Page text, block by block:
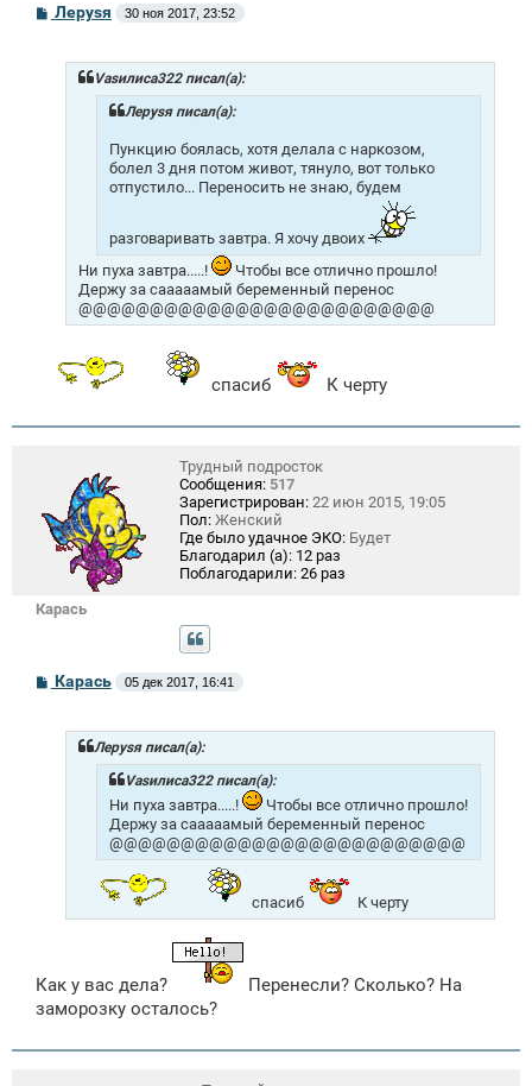
С
Лeрysя 30 ноя 2017, 23:52
Vasилиса322 писал(а):
Лeрysя писал(а):
Пункцию боялась, хотя делала с наркозом,
болел 3 дня потом живот, тянуло, вот только
отпустило... Переносить не знаю, будем
разговаривать завтра. Я хочу двоих
Ни пуха завтра.....!
Чтобы все отлично прошло!
Держу за сааааамый беременный перенос
@@@@@@@@@@@@@@@@@@@@@@@@@
спасиб К черту
Карась
Трудный подросток
Сообщения: 517
Зарегистрирован: 22 июн 2015, 19:05
Пол: Женский
Где было удачное ЭКО: Будет
Благодарил (а): 12 раз
Поблагодарили: 26 раз
СКарась 05 дек 2017, 16:41
Лeрysя писал(а):
Vasилиса322 писал(а):
Ни пуха завтра.....!
Чтобы все отлично прошло!
Держу за сааааамый беременный перенос
@@@@@@@@@@@@@@@@@@@@@@@@@
спасиб К черту
Как у вас дела?
Перенесли? Сколько? На
заморозку осталось?